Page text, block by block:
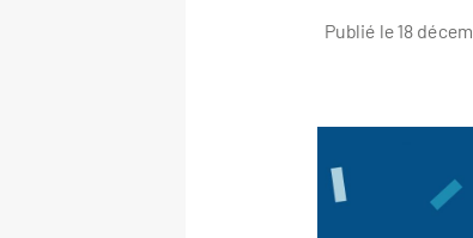
Publié le 18